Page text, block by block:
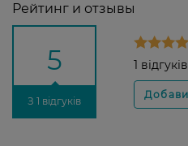
Рейтинг и отзывы
5
З 1 відгуків
1 відгуків